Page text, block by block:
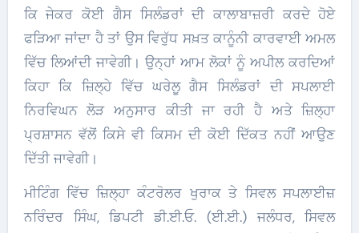
ਕਿ ਜੇਕਰ ਕੋਈ ਗੈਸ ਸਿਲੰਡਰਾਂ ਦੀ ਕਾਲਾਬਾਜ਼ਰੀ ਕਰਦੇ ਹੋਏ
ਫੜਿਆ ਜਾਂਦਾ ਹੈ ਤਾਂ ਉਸ ਵਿਰੁੱਧ ਸਖ਼ਤ ਕਾਨੂੰਨੀ ਕਾਰਵਾਈ ਅਮਲ
ਵਿੱਚ ਲਿਆਂਦੀ ਜਾਵੇਗੀ। ਉਨ੍ਹਾਂ ਆਮ ਲੋਕਾਂ ਨੂੰ ਅਪੀਲ ਕਰਦਿਆਂ
ਕਿਹਾ ਕਿ ਜ਼ਿਲ੍ਹੇ ਵਿੱਚ ਘਰੇਲੂ ਗੈਸ ਸਿਲੰਡਰਾਂ ਦੀ ਸਪਲਾਈ
ਨਿਰਵਿਘਨ ਲੋੜ ਅਨੁਸਾਰ ਕੀਤੀ ਜਾ ਰਹੀ ਹੈ ਅਤੇ ਜ਼ਿਲ੍ਹਾ
ਪ੍ਰਸ਼ਾਸਨ ਵੱਲੋਂ ਕਿਸੇ ਵੀ ਕਿਸਮ ਦੀ ਕੋਈ ਦਿੱਕਤ ਨਹੀਂ ਆਉਣ
ਦਿੱਤੀ ਜਾਵੇਗੀ।
ਮੀਟਿੰਗ ਵਿੱਚ ਜ਼ਿਲ੍ਹਾ ਕੰਟਰੋਲਰ ਖੁਰਾਕ ਤੇ ਸਿਵਲ ਸਪਲਾਈਜ਼
ਨਰਿੰਦਰ ਸਿੰਘ, ਡਿਪਟੀ ਡੀ.ਈ.ਓ. (ਈ.ਈ.) ਜਲੰਧਰ, ਸਿਵਲ